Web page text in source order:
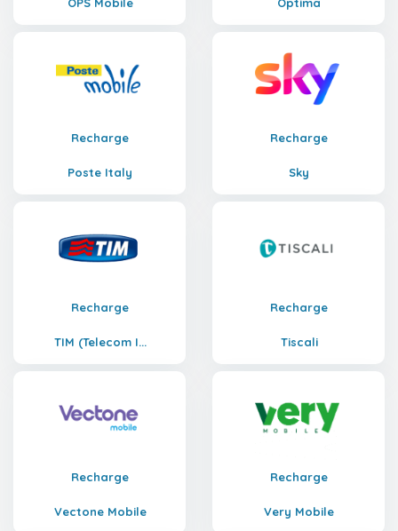
Recharge
Poste Italy
Recharge
Sky
Recharge
TIM (Telecom I...
Recharge
Tiscali
Recharge
Vectone Mobile
Recharge
Very Mobile